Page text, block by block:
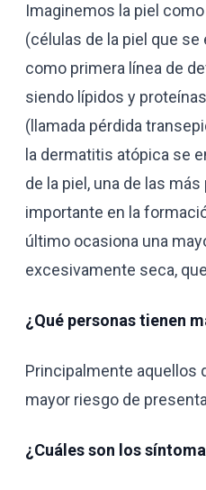
Imaginemos la piel
(células de la piel que
como primera línea de
siendo lípidos y
(llamada pérdida
la dermatitis atópica se
de la piel, una de las
importante en la
último ocasiona una
excesivamente seca,
¿Qué personas tienen
Principalmente aquellos
mayor riesgo de
¿Cuáles son los